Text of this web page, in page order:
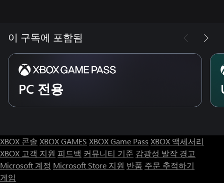
이 구독에 포함됨
PC 전용
XBOX 콘솔 XBOX GAMES XBOX Game Pass XBOX 액세서리
XBOX 고객 지원 피드백 커뮤니티 기준 감광성 발작 경고
Microsoft 계정 Microsoft Store 지원 반품 주문 추적하기
게임